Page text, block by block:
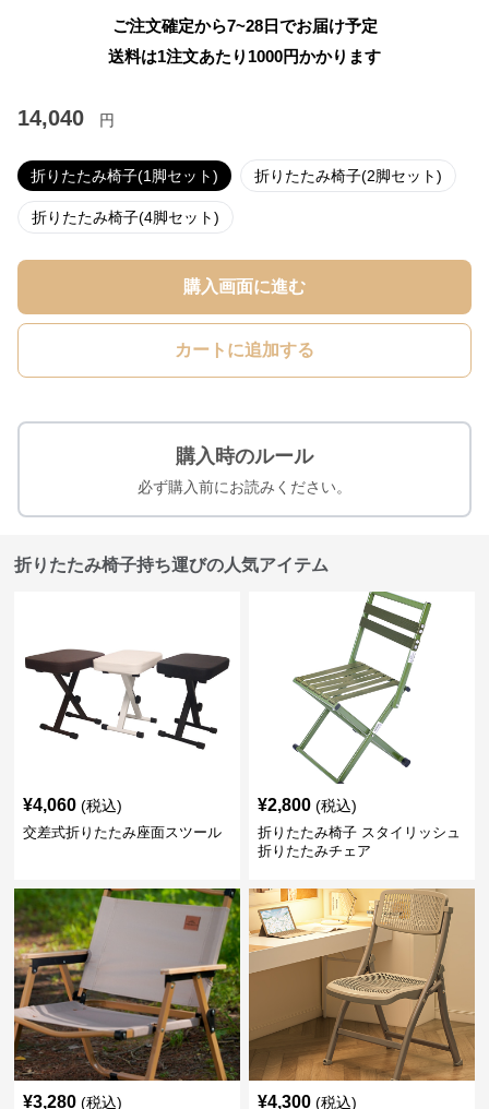
ご注文確定から7~28日でお届け予定
送料は1注文あたり 1000円かかります
14,040 円
折りたたみ椅子(1脚セット) 折りたたみ椅子(2脚セット)
折りたたみ椅子(4脚セット)
購入画面に進む
カートに追加する
購入時のルール
必ず購入前にお読みください。
折りたたみ椅子持ち運びの人気アイテム
¥4,060 (税込)
交差式折りたたみ座面スツール
¥2,800 (税込)
折りたたみ椅子 スタイリッシュ
折りたたみチェア
¥3,280 (税込) ¥4,300 (税込)